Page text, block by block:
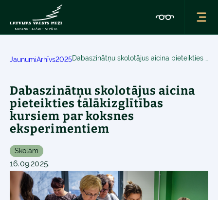
JaunumiArhīvs2025
Dabaszinātņu skolotājus aicina
pieteikties tālākizglītības
kursiem par koksnes
eksperimentiem
Skolām
16.09.2025.